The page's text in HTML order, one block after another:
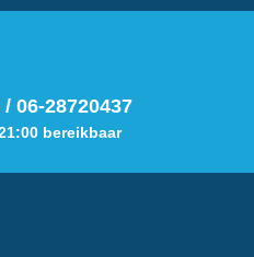
/ 06-28720437
bereikbaar